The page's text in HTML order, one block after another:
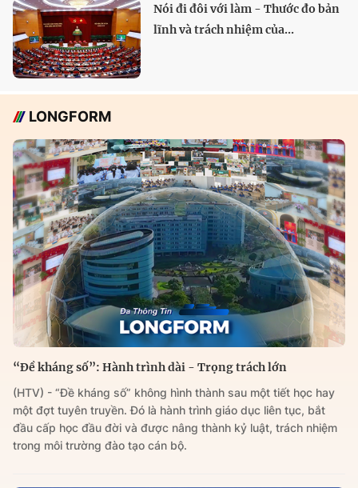
Nói đi đôi với làm - Thước đo bản
lĩnh và trách nhiệm của...
LONGFORM
“Đề kháng số”: Hành trình dài - Trọng trách lớn
(HTV) - “Đề kháng số” không hình thành sau một tiết học hay
một đợt tuyên truyền. Đó là hành trình giáo dục liên tục, bắt
đầu cấp học đầu đời và được nâng thành kỷ luật, trách nhiệm
trong môi trường đào tạo cán bộ.